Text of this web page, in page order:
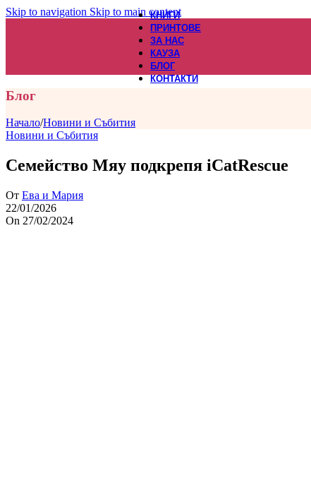
Skip to navigation Skip to main content
КНИГИ
ПРИНТОВЕ
ЗА НАС
КАУЗА
БЛОГ
КОНТАКТИ
Блог
Начало/Новини и Събития
Новини и Събития
Семейство Мяу подкрепя iCatRescue
От Ева и Мария
22/01/2026
On 27/02/2024